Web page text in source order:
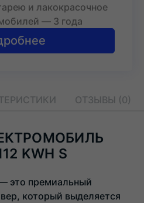
и лакокрасочное
— 3 года
ОТЗЫВЫ (0)
KWH S
это премиальный
который выделяется